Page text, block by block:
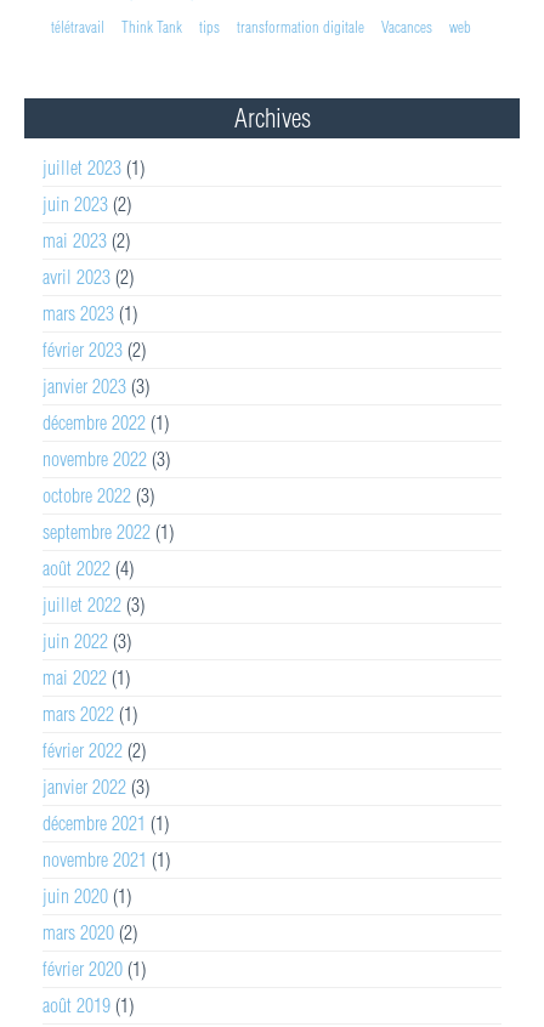
télétravail
Think Tank tips transformation digitale Vacances web
Archives
juillet 2023 (1)
juin 2023 (2)
mai 2023 (2)
avril 2023 (2)
mars 2023 (1)
février 2023 (2)
janvier 2023 (3)
décembre 2022 (1)
novembre 2022 (3)
octobre 2022 (3)
septembre 2022 (1)
août 2022 (4)
juillet 2022 (3)
juin 2022 (3)
mai 2022 (1)
mars 2022 (1)
février 2022 (2)
janvier 2022 (3)
décembre 2021 (1)
novembre 2021 (1)
juin 2020 (1)
mars 2020 (2)
février 2020 (1)
août 2019 (1)